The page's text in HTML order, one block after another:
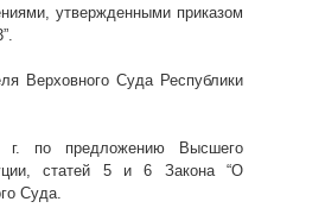
утвержденными приказом
Верховного Суда Республики
г. по предложению Высшего
статей 5 и 6 Закона “О
Суда.